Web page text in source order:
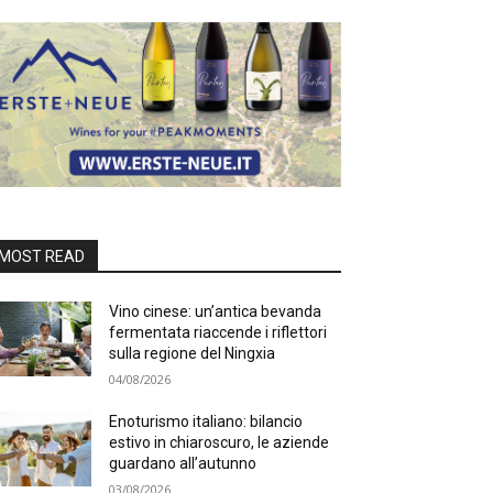
READ
Vino cinese: un’antica bevanda
fermentata riaccende i riflettori
sulla regione del Ningxia
04/08/2026
Enoturismo italiano: bilancio
estivo in chiaroscuro, le aziende
guardano all’autunno
03/08/2026